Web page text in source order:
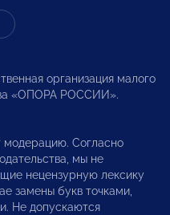
организация малого
«ОПОРА РОССИИ».
модерацию. Согласно
мы не
нецензурную лексику
замены букв точками,
Не допускаются